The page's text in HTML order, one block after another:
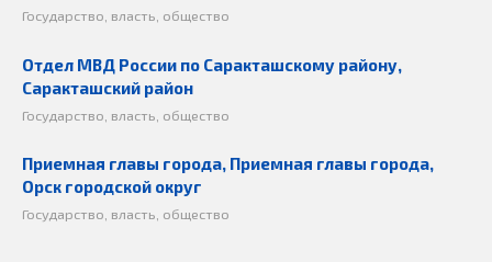
Государство, власть, общество
Отдел МВД России по Саракташскому району,
Саракташский район
Государство, власть, общество
Приемная главы города, Приемная главы города,
Орск городской округ
Государство, власть, общество